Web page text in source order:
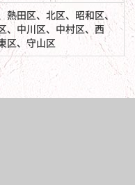
熱田区、北区、昭和区、
、中川区、中村区、西
区、守山区